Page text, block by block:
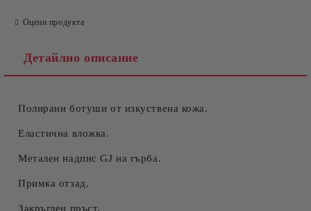
Оцени продукта
Детайлно описание
Полирани ботуши от изкуствена кожа.
Еластична вложка.
Метален надпис GJ на гърба.
Примка отзад.
Закръглен пръст.